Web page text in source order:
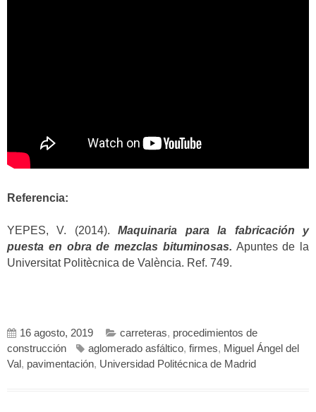
Referencia:
YEPES, V. (2014).Maquinaria para la fabricación y
puesta en obra de mezclas bituminosas. Apuntes de la
Universitat Politècnica de València. Ref. 749.
16 agosto, 2019 carreteras, procedimientos de
construcción
aglomerado asfáltico, firmes, Miguel Ángel del
Val , pavimentación, Universidad Politécnica de Madrid